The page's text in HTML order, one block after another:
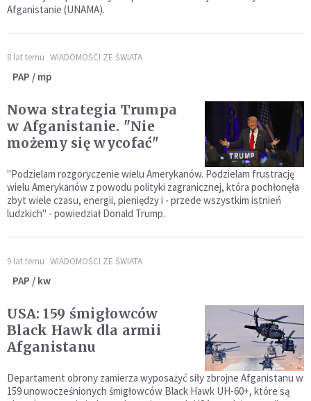
Afganistanie (UNAMA).
8 lat temu WIADOMOŚCI ZE ŚWIATA
PAP / mp
Nowa strategia Trumpa
w Afganistanie. "Nie
możemy się wycofać"
"Podzielam rozgoryczenie wielu Amerykanów. Podzielam frustrację
wielu Amerykanów z powodu polityki zagranicznej, która pochłonęła
zbyt wiele czasu, energii, pieniędzy i - przede wszystkim istnień
ludzkich" - powiedział Donald Trump.
9 lat temu WIADOMOŚCI ZE ŚWIATA
PAP / kw
USA: 159 śmigłowców
Black Hawk dla armii
Afganistanu
Departament obrony zamierza wyposażyć siły zbrojne Afganistanu w
159 unowocześnionych śmigłowców Black Hawk UH-60+, które są